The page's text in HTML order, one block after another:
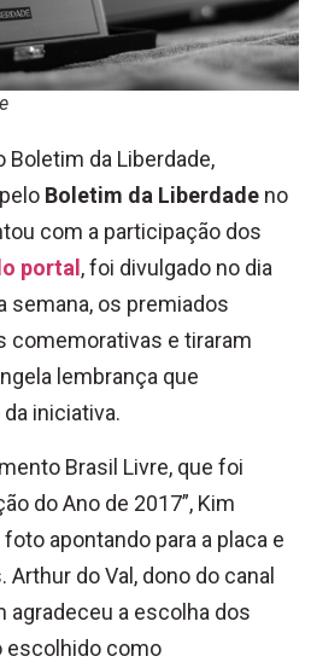
Boletim da Liberdade,
Boletim da Liberdade no
com a participação dos
portal , foi divulgado no dia
semana, os premiados
comemorativas e tiraram
lembrança que
iniciativa.
Brasil Livre, que foi
do Ano de 2017”, Kim
apontando para a placa e
do Val, dono do canal
agradeceu a escolha dos
escolhido como